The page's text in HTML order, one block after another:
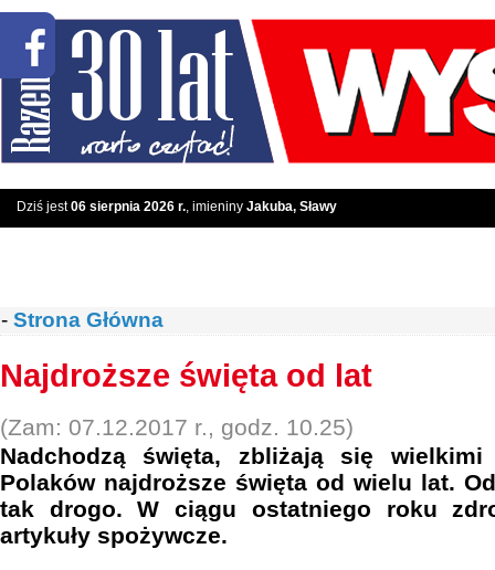
Dziś jest06 sierpnia 2026 r., imieniny Jakuba, Sławy
- Strona Główna
Najdroższe święta od lat
(Zam: 07.12.2017 r., godz. 10.25)
Nadchodzą święta, zbliżają się
Polaków najdroższe święta od wielu lat.
tak drogo. W ciągu ostatniego roku
artykuły spożywcze.